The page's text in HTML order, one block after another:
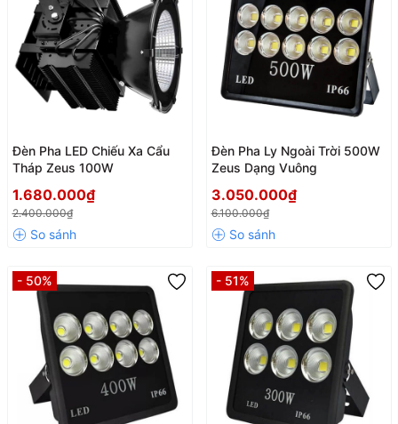
Đèn Pha LED Chiếu Xa Cẩu
Tháp Zeus 100W
1.680.000₫
2.400.000₫
Đèn Pha Ly Ngoài Trời 500W
Zeus Dạng Vuông
3.050.000₫
6.100.000₫
- 50% - 51%